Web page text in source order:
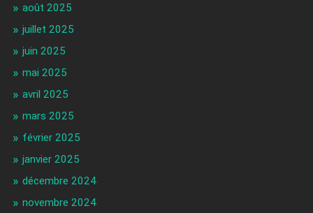
août 2025
juillet 2025
juin 2025
mai 2025
avril 2025
mars 2025
février 2025
janvier 2025
décembre 2024
novembre 2024